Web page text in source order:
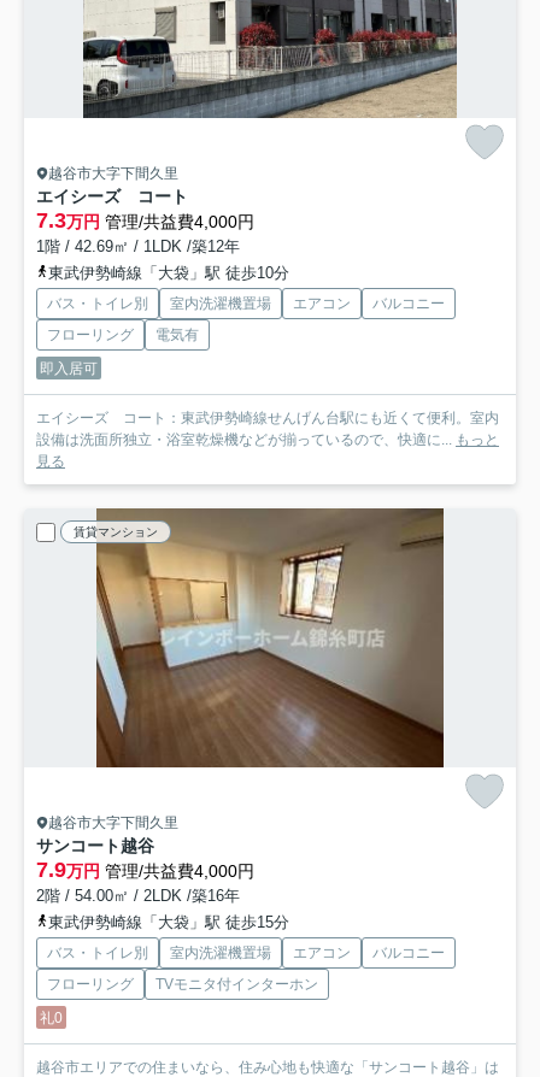
越谷市大字下間久里
エイシーズ コート
7.3万円 管理/共益費4,000円
1階 / 42.69㎡ / 1LDK /築12年
東武伊勢崎線「大袋」駅 徒歩10分
バス・トイレ別 室内洗濯機置場 エアコン
バルコニー
フローリング
電気有
即入居可
エイシーズ コート：東武伊勢崎線せんげん台駅にも近くて便利。室内
設備は洗面所独立・浴室乾燥機などが揃っているので、快適に... もっと
見る
賃貸マンション
越谷市大字下間久里
サンコート越谷
7.9万円 管理/共益費4,000円
2階 / 54.00㎡ / 2LDK /築16年
東武伊勢崎線「大袋」駅 徒歩15分
バス・トイレ別 室内洗濯機置場 エアコン
バルコニー
フローリング
TVモニタ付インターホン
礼0
越谷市エリアでの住まいなら、住み心地も快適な「サンコート越谷」は